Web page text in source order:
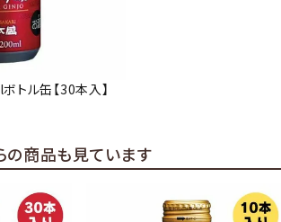
トル缶【30本入】
の商品も見ています